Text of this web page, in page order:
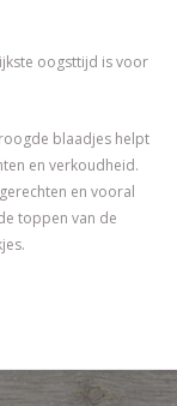
oogsttijd is voor
blaadjes helpt
en verkoudheid.
en vooral
toppen van de